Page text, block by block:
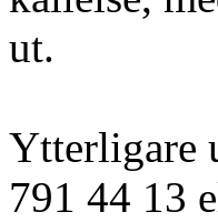
ut.
Ytterligare
791 44 13